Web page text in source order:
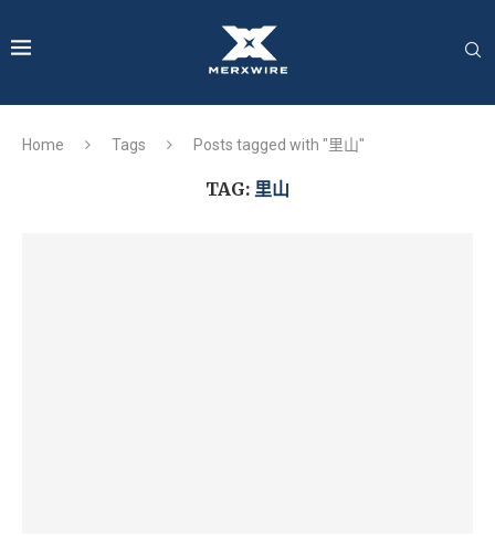
Home Tags Posts tagged with "里山"
TAG: 里山